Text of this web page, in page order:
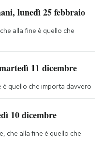
lunedì 25 febbraio
alla fine è quello che
11 dicembre
quello che importa davvero
10 dicembre
che alla fine è quello che